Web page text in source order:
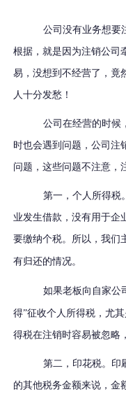
公司没有业务想要
根据，就是因为注销公司
易，没想到不经营了，竟
人十分发愁！
公司在经营的时候
时也会遇到问题，公司注
问题，这些问题不注意，
第一，个人所得税
业发生借款，没有用于企
要缴纳个税。所以，我们
有归还的情况。
如果老板向自家公
得”征收个人所得税，尤
得税在注销时容易被忽略
第二，印花税。印
的其他税务金额来说，金